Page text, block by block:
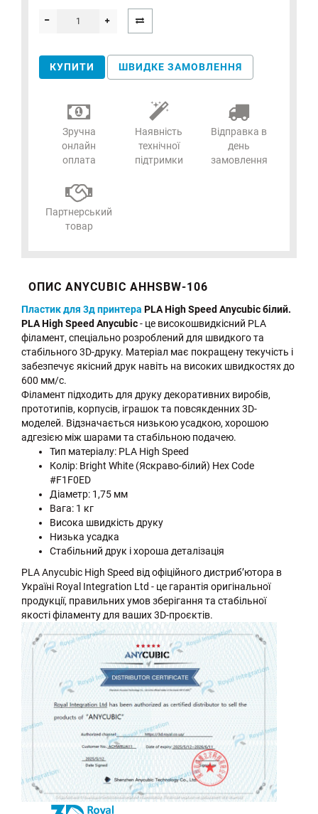
КУПИТИ ШВИДКЕ ЗАМОВЛЕННЯ
Зручна
онлайн
оплата
Наявність
технічної
підтримки
Відправка в
день
замовлення
Партнерський
товар
ОПИС ANYCUBIC AHHSBW-106
Пластик для 3д принтера PLA High Speed Anycubic білий.
PLA High Speed Anycubic- це високошвидкісний PLA
філамент, спеціально розроблений для швидкого та
стабільного 3D-друку. Матеріал має покращену текучість і
забезпечує якісний друк навіть на високих швидкостях до
600 мм/с.
Філамент підходить для друку декоративних виробів,
прототипів, корпусів, іграшок та повсякденних 3D-
моделей. Відзначається низькою усадкою, хорошою
адгезією між шарами та стабільною подачею.
Тип матеріалу: PLA High Speed
Колір: Bright White (Яскраво-білий) Hex Code
#F1F0ED
Діаметр: 1,75 мм
Вага: 1 кг
Висока швидкість друку
Низька усадка
Стабільний друк і хороша деталізація
PLA Anycubic High Speed від офіційного дистриб’ютора в
Україні Royal Integration Ltd - це гарантія оригінальної
продукції, правильних умов зберігання та стабільної
якості філаменту для ваших 3D-проєктів.